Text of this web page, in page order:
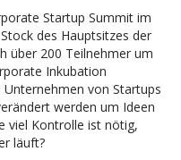
Startup Summit im
des Hauptsitzes der
über 200 Teilnehmer um
Inkubation
von Startups
werden um Ideen
viel Kontrolle ist nötig,
läuft?